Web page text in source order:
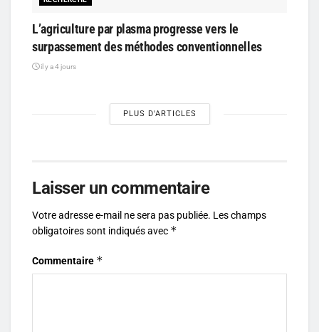
L’agriculture par plasma progresse vers le
surpassement des méthodes conventionnelles
il y a 4 jours
PLUS D'ARTICLES
Laisser un commentaire
Votre adresse e-mail ne sera pas publiée. Les champs
obligatoires sont indiqués avec *
Commentaire *